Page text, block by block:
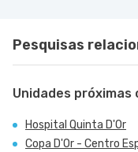
Pesquisas
Unidades próximas
Hospital Quinta D'Or
Copa D'Or - Centro